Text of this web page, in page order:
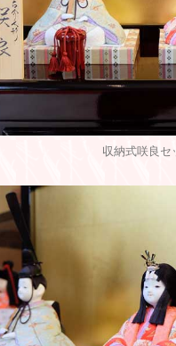
収納式咲良セ